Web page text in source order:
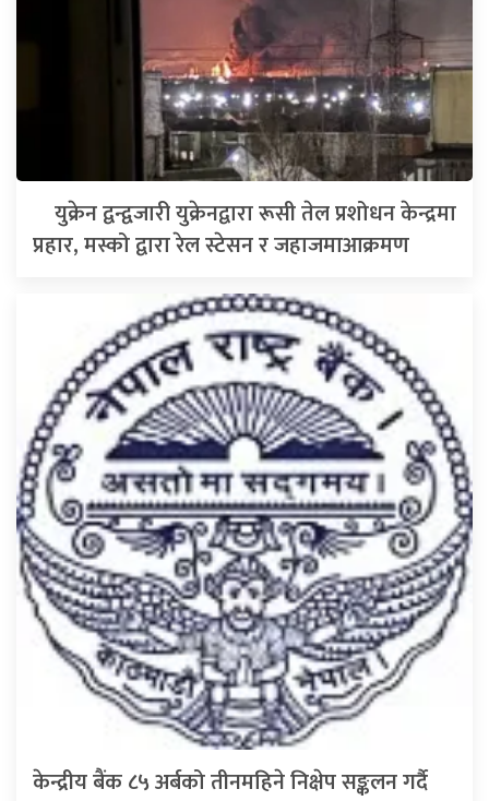
युक्रेन द्वन्द्वजारी युक्रेनद्वारा रूसी तेल प्रशोधन केन्द्रमा
प्रहार, मस्को द्वारा रेल स्टेसन र जहाजमाआक्रमण
केन्द्रीय बैंक ८५ अर्बको तीनमहिने निक्षेप सङ्कलन गर्दै